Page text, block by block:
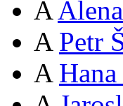
A
A Petr
A